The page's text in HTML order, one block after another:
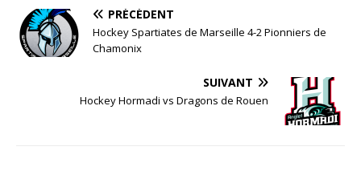
PRÉCÉDENT
Hockey Spartiates de Marseille 4-2 Pionniers de
Chamonix
SUIVANT
Hockey Hormadi vs Dragons de Rouen